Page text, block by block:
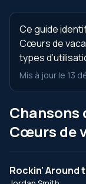
Ce guide
Cœurs de
types
Mis à jour le 13
Chansons
Cœurs de
Rockin' Around